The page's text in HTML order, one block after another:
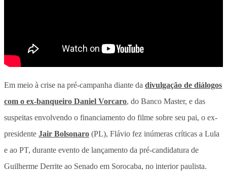
Em meio à crise na pré-campanha diante da divulgação de diálogos
com o ex-banqueiro Daniel Vorcaro, do Banco Master, e das
suspeitas envolvendo o financiamento do filme sobre seu pai, o ex-
presidente Jair Bolsonaro (PL), Flávio fez inúmeras críticas a Lula
e ao PT, durante evento de lançamento da pré-candidatura de
Guilherme Derrite ao Senado em Sorocaba, no interior paulista.